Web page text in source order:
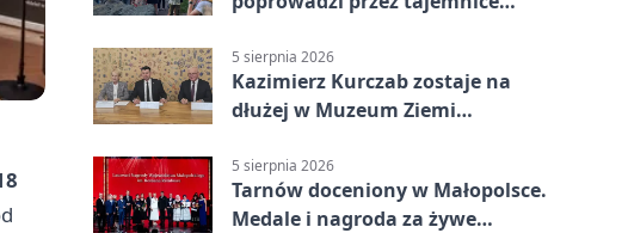
5 sierpnia 2026
Kazimierz Kurczab zostaje na
dłużej w Muzeum Ziemi
5 sierpnia 2026
Tarnów doceniony w Małopolsce.
Medale i nagroda za żywe